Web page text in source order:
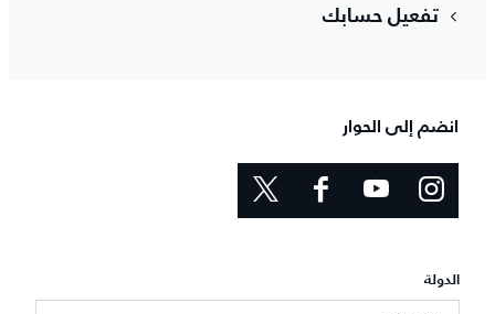
تفعيل حسابك
انضم إلى الحوار
الدولة